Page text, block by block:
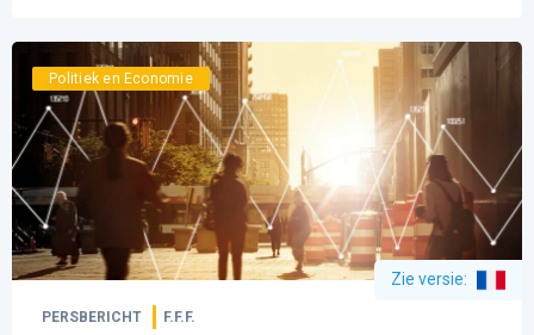
Politiek en Economie
Zie versie:
PERSBERICHT F.F.F.